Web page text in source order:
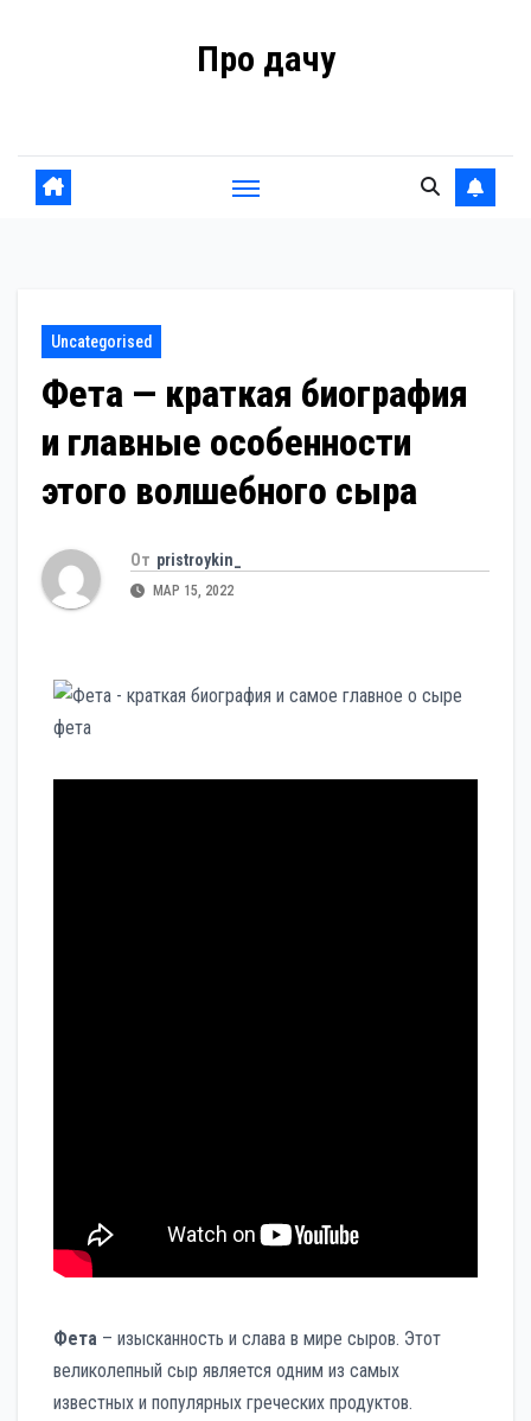
Про дачу
Uncategorised
Фета — краткая биография
и главные особенности
этого волшебного сыра
От pristroykin_
МАР 15, 2022
Фета – изысканность и слава в мире сыров. Этот
великолепный сыр является одним из самых
известных и популярных греческих продуктов.